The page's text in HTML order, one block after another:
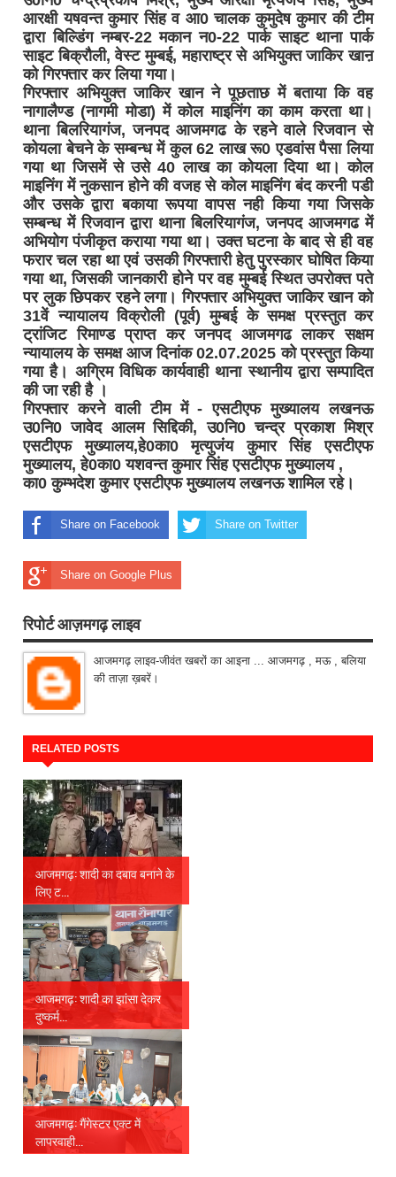
आरक्षी यषवन्त कुमार सिंह व आ0 चालक कुमुदेष कुमार की टीम
द्वारा बिल्डिंग नम्बर-22 मकान न0-22 पार्क साइट थाना पार्क
साइट बिक्रौली, वेस्ट मुम्बई, महाराष्ट्र से अभियुक्त जाकिर खाऩ
को गिरफ्तार कर लिया गया।
गिरफ्तार अभियुक्त जाकिर खान ने पूछताछ में बताया कि वह
नागालैण्ड (नागमी मोडा) में कोल माइनिंग का काम करता था।
थाना बिलरियागंज, जनपद आजमगढ के रहने वाले रिजवान से
कोयला बेचने के सम्बन्ध में कुल 62 लाख रू0 एडवांस पैसा लिया
गया था जिसमें से उसे 40 लाख का कोयला दिया था। कोल
माइनिंग में नुकसान होने की वजह से कोल माइनिंग बंद करनी पडी
और उसके द्वारा बकाया रूपया वापस नही किया गया जिसके
सम्बन्ध में रिजवान द्वारा थाना बिलरियागंज, जनपद आजमगढ में
अभियोग पंजीकृत कराया गया था। उक्त घटना के बाद से ही वह
फरार चल रहा था एवं उसकी गिरफ्तारी हेतु पुरस्कार घोषित किया
गया था, जिसकी जानकारी होने पर वह मुम्बई स्थित उपरोक्त पते
पर लुक छिपकर रहने लगा। गिरफ्तार अभियुक्त जाकिर खान को
31वें न्यायालय विक्रोली (पूर्व) मुम्बई के समक्ष प्रस्तुत कर
ट्रांजिट रिमाण्ड प्राप्त कर जनपद आजमगढ लाकर सक्षम
न्यायालय के समक्ष आज दिनांक 02.07.2025 को प्रस्तुत किया
गया है। अग्रिम विधिक कार्यवाही थाना स्थानीय द्वारा सम्पादित
की जा रही है ।
गिरफ्तार करने वाली टीम में - एसटीएफ मुख्यालय लखनऊ
उ0नि0 जावेद आलम सिद्दिकी, उ0नि0 चन्द्र प्रकाश मिश्र
एसटीएफ मुख्यालय,हे0का0 मृत्युजंय कुमार सिंह एसटीएफ
मुख्यालय, हे0का0 यशवन्त कुमार सिंह एसटीएफ मुख्यालय ,
का0 कुम्भदेश कुमार एसटीएफ मुख्यालय लखनऊ शामिल रहे।
Share on Facebook Share on Twitter
Share on Google Plus
रिपोर्ट आज़मगढ़ लाइव
आजमगढ़ लाइव-जीवंत खबरों का आइना ... आजमगढ़ , मऊ , बलिया
की ताज़ा ख़बरें।
RELATED POSTS
आजमगढ़: शादी का दबाव बनाने के
लिए ट...
आजमगढ़: शादी का झांसा देकर
दुष्कर्म...
आजमगढ़: गैंगेस्टर एक्ट में
लापरवाही...